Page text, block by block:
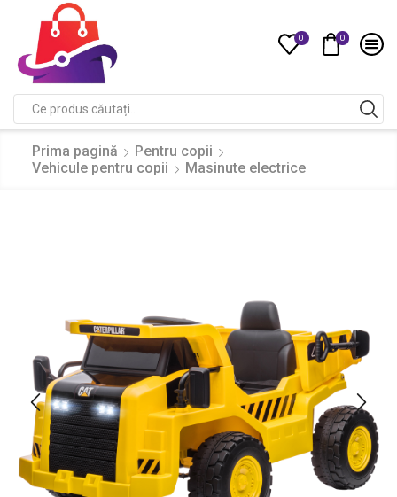
0 0
input
Prima pagină
Pentru copii
Vehicule pentru copii
Masinute electrice